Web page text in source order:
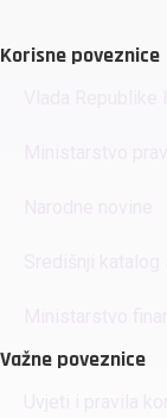
Korisne poveznice
Važne poveznice